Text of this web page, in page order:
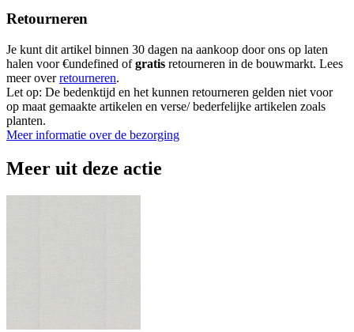
Retourneren
Je kunt dit artikel binnen 30 dagen na aankoop door ons op laten
halen voor €undefined ofgratis retourneren in de bouwmarkt. Lees
meer overretourneren.
Let op: De bedenktijd en het kunnen retourneren gelden niet voor
op maat gemaakte artikelen en verse/ bederfelijke artikelen zoals
planten.
Meer informatie over de bezorging
Meer uit deze actie